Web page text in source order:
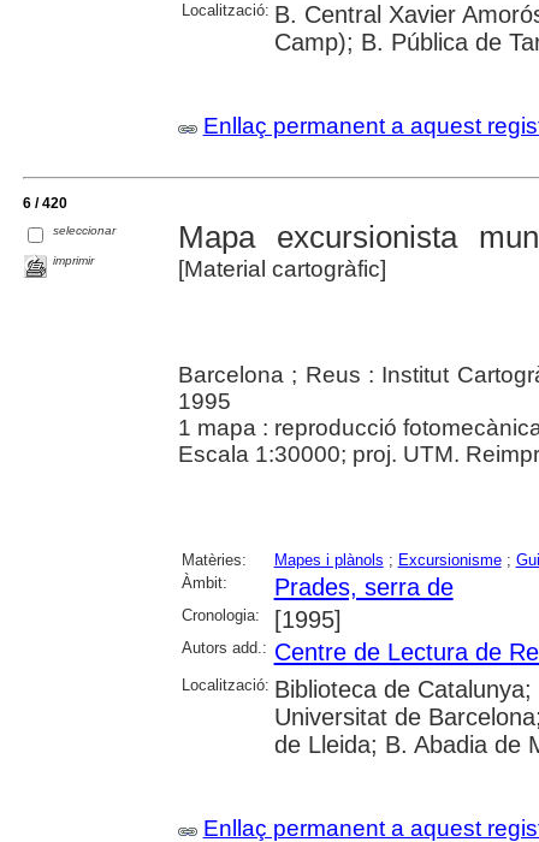
Localització: B. Central Xavier
Camp); B. Pública de
Enllaç permanent a aquest
6 / 420
seleccionar
imprimir
Mapa excursionista
[Material cartogràfic]
Barcelona ; Reus : Institut
1995
1 mapa : reproducció
Escala 1:30000; proj. UTM.
Matèries: Mapes i plànols ; Excursionisme;
Àmbit:
Prades, serra de
Cronologia: [1995]
Autors add.: Centre de Lectura de
Localització: Biblioteca de
Universitat de
de Lleida; B. Abadia de
Enllaç permanent a aquest